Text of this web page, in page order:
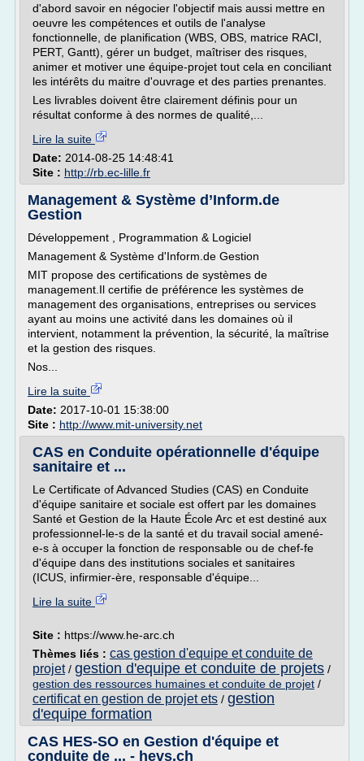
d'abord savoir en négocier l'objectif mais aussi mettre en
oeuvre les compétences et outils de l'analyse
fonctionnelle, de planification (WBS, OBS, matrice RACI,
PERT, Gantt), gérer un budget, maîtriser des risques,
animer et motiver une équipe-projet tout cela en conciliant
les intérêts du maitre d'ouvrage et des parties prenantes.
Les livrables doivent être clairement définis pour un
résultat conforme à des normes de qualité,...
Lire la suite
Date: 2014-08-25 14:48:41
Site : http://rb.ec-lille.fr
Management & Système d’Inform.de
Gestion
Développement , Programmation & Logiciel
Management & Système d'Inform.de Gestion
MIT propose des certifications de systèmes de
management.Il certifie de préférence les systèmes de
management des organisations, entreprises ou services
ayant au moins une activité dans les domaines où il
intervient, notamment la prévention, la sécurité, la maîtrise
et la gestion des risques.
Nos...
Lire la suite
Date: 2017-10-01 15:38:00
Site : http://www.mit-university.net
CAS en Conduite opérationnelle d'équipe
sanitaire et ...
Le Certificate of Advanced Studies (CAS) en Conduite
d'équipe sanitaire et sociale est offert par les domaines
Santé et Gestion de la Haute École Arc et est destiné aux
professionnel-le-s de la santé et du travail social amené-
e-s à occuper la fonction de responsable ou de chef-fe
d'équipe dans des institutions sociales et sanitaires
(ICUS, infirmier-ère, responsable d'équipe...
Lire la suite
Site : https://www.he-arc.ch
Thèmes liés : cas gestion d'equipe et conduite de
projet/ gestion d'equipe et conduite de projets /
gestion des ressources humaines et conduite de projet /
certificat en gestion de projet ets / gestion
d'equipe formation
CAS HES-SO en Gestion d'équipe et
conduite de ... - hevs.ch